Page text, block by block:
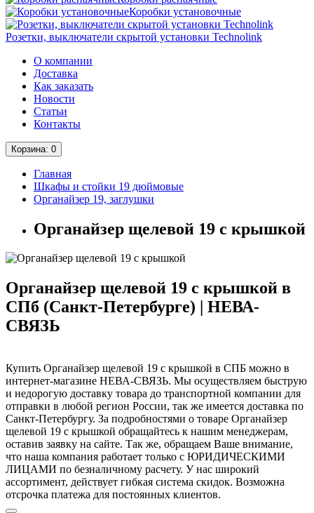
Коробки установочные
Розетки, выключатели скрытой установки Technolink
О компании
Доставка
Как заказать
Новости
Статьи
Контакты
Корзина: 0
Главная
Шкафы и стойки 19 дюймовые
Органайзер 19, заглушки
Органайзер щелевой 19 с крышкой
Органайзер щелевой 19 с крышкой в
СПб (Санкт-Петербурге) | НЕВА-
СВЯЗЬ
Купить Органайзер щелевой 19 с крышкой в СПБ можно в
интернет-магазине НЕВА-СВЯЗЬ. Мы осуществляем быструю
и недорогую доставку товара до транспортной компании для
отправки в любой регион России, так же имеется доставка по
Санкт-Петербургу. За подробностями о товаре Органайзер
щелевой 19 с крышкой обращайтесь к нашим менеджерам,
оставив заявку на сайте. Так же, обращаем Ваше внимание,
что наша компания работает только с ЮРИДИЧЕСКИМИ
ЛИЦАМИ по безналичному расчету. У нас широкий
ассортимент, действует гибкая система скидок. Возможна
отсрочка платежа для постоянных клиентов.